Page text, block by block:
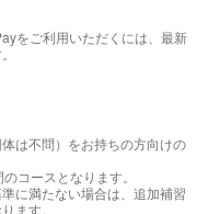
をご利用いただくには、最新
は不問）をお持ちの方向けの
コースとなります。
に満たない場合は、追加補習
ます。